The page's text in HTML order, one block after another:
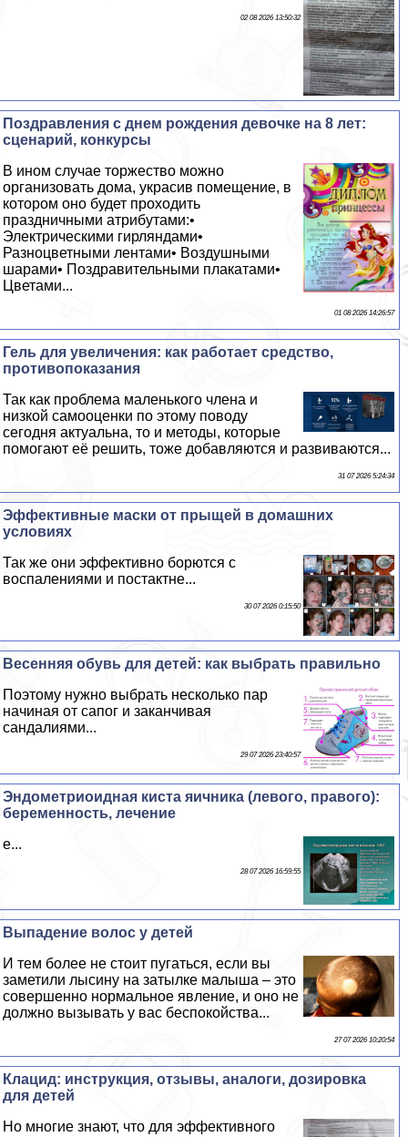
02 08 2026 13:50:32
Поздравления с днем рождения дeвoчке на 8 лет:
сценарий, конкурсы
В ином случае торжество можно
организовать дома, украсив помещение, в
котором оно будет проходить
праздничными атрибутами:•
Электрическими гирляндами•
Разноцветными лентами• Воздушными
шарами• Поздравительными плакатами•
Цветами...
01 08 2026 14:26:57
Гель для увеличения: как работает средство,
противопоказания
Так как проблема маленького члeна и
низкой самооценки по этому поводу
сегодня актуальна, то и методы, которые
помогают её решить, тоже добавляются и развиваются...
31 07 2026 5:24:34
Эффективные маски от прыщей в домашних
условиях
Так же они эффективно борются с
воспалениями и постактне...
30 07 2026 0:15:50
Весенняя обувь для детей: как выбрать правильно
Поэтому нужно выбрать несколько пар
начиная от сапог и заканчивая
сандалиями...
29 07 2026 23:40:57
Эндометриоидная киста яичника (левого, правого):
беременность, лечение
е...
28 07 2026 16:59:55
Выпадение волос у детей
И тем более не стоит пугаться, если вы
заметили лысину на затылке малыша – это
совершенно нормальное явление, и оно не
должно вызывать у вас беспокойства...
27 07 2026 10:20:54
Клацид: инструкция, отзывы, аналоги, дозировка
для детей
Но многие знают, что для эффективного